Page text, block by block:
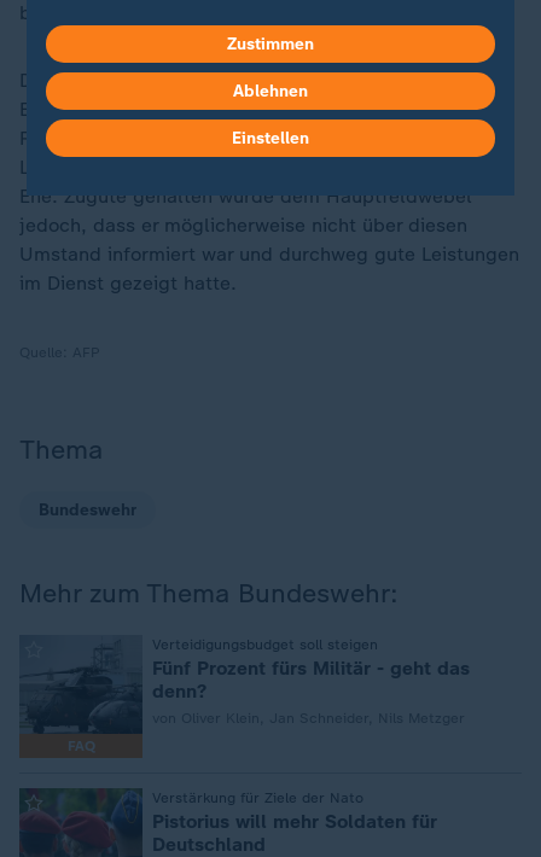
beeinträchtigen.
Dass der Hauptfeldwebel erst nach dem Auszug des
Ehemanns mit der Frau zusammen war, werteten die
Richter nicht als entlastend. Die Pflicht zur ehelichen
Lebensgemeinschaft ende erst mit dem Scheitern der
Ehe. Zugute gehalten wurde dem Hauptfeldwebel
jedoch, dass er möglicherweise nicht über diesen
Umstand informiert war und durchweg gute Leistungen
im Dienst gezeigt hatte.
Thema
Bundeswehr
Mehr zum Thema Bundeswehr:
FAQ
Verteidigungsbudget soll steigen
Fünf Prozent fürs Militär - geht das
denn?
Verstärkung für Ziele der Nato
Pistorius will mehr Soldaten für
Deutschland
Zustimmen
Ablehnen
Einstellen